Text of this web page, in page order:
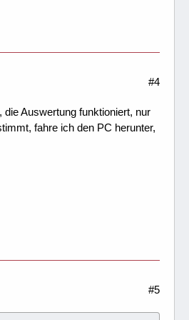
#4
Auswertung funktioniert, nur
fahre ich den PC herunter,
#5